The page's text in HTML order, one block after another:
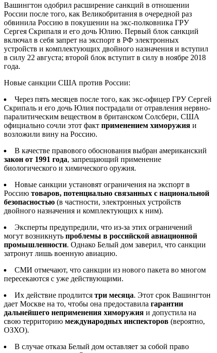
Вашингтон одобрил расширение санкций в отношении
России после того, как Великобритания в очередной раз
обвинила Россию в покушении на экс-полковника ГРУ
Сергея Скрипаля и его дочь Юлию. Первый блок санкций
включал в себя запрет на экспорт в РФ электронных
устройств и комплектующих двойного назначения и вступил
в силу 22 августа; второй блок вступит в силу в ноябре 2018
года.
Новые санкции США против России:
Через пять месяцев после того, как экс-офицер ГРУ Сергей
Скрипаль и его дочь Юлия пострадали от отравления нервно-
паралитическим веществом в британском Солсбери, США
официально сочли этот факт применением химоружия и
возложили вину на Россию.
В качестве правового обоснования выбран американский
закон от 1991 года, запрещающий применение
биологического и химического оружия.
Новые санкции установят ограничения на экспорт в
Россию товаров, потенциально связанных с национальной
безопасностью (в частности, электронных устройств
двойного назначения и комплектующих к ним).
Эксперты предупредили, что из-за этих ограничений
могут возникнуть проблемы в российской авиационной
промышленности. Однако Белый дом заверил, что санкции
затронут лишь военную авиацию.
СМИ отмечают, что санкции из нового пакета во многом
пересекаются с уже действующими.
Их действие продлится три месяца. Этот срок Вашингтон
дает Москве на то, чтобы она предоставила гарантии
дальнейшего неприменения химоружия и допустила на
свою территорию международных инспекторов (вероятно,
ОЗХО).
В случае отказа Белый дом оставляет за собой право